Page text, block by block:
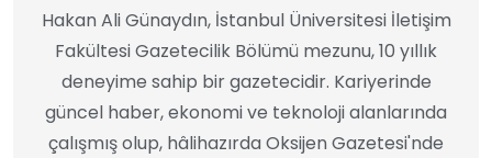
Hakan Ali Günaydın, İstanbul Üniversitesi İletişim
Fakültesi Gazetecilik Bölümü mezunu, 10 yıllık
deneyime sahip bir gazetecidir. Kariyerinde
güncel haber, ekonomi ve teknoloji alanlarında
çalışmış olup, hâlihazırda Oksijen Gazetesi'nde